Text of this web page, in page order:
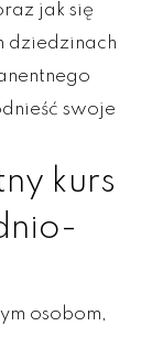
jak się
dziedzinach
swoje
kurs
osobom,